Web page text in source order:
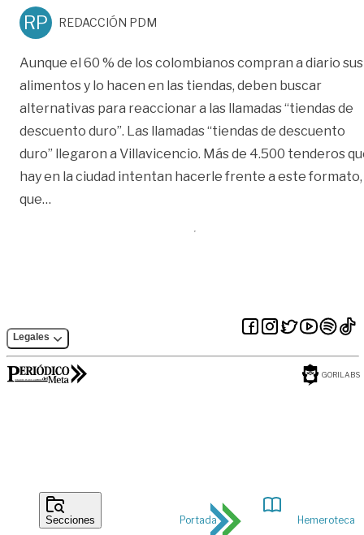
Secciones Portada Hemeroteca
RP REDACCIÓN PDM
Aunque el 60 % de los colombianos compran a diario sus
alimentos y lo hacen en las tiendas, deben buscar
alternativas para reaccionar a las llamadas “tiendas de
descuento duro”. Las llamadas “tiendas de descuento
duro” llegaron a Villavicencio. Más de 4.500 tenderos
hay en la ciudad intentan hacerle frente a este formato,
que…
Legales
GORILABS